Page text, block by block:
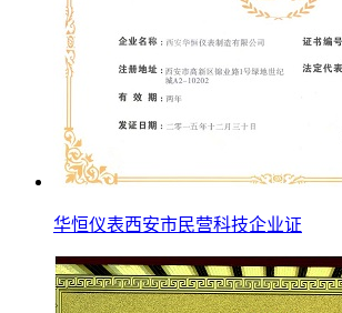
华恒仪表西安市民营科技企业证